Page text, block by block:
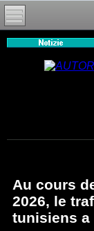
Au cours
2026, le
tunisiens a